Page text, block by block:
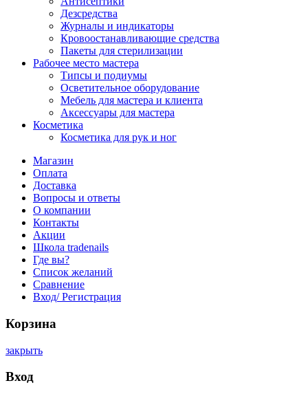
Дезсредства
Журналы и индикаторы
Кровоостанавливающие средства
Пакеты для стерилизации
Рабочее место мастера
Типсы и подиумы
Осветительное оборудование
Мебель для мастера и клиента
Аксессуары для мастера
Косметика
Косметика для рук и ног
Магазин
Оплата
Доставка
Вопросы и ответы
О компании
Контакты
Акции
Школа tradenails
Где вы?
Список желаний
Сравнение
Вход/ Регистрация
Корзина
закрыть
Вход